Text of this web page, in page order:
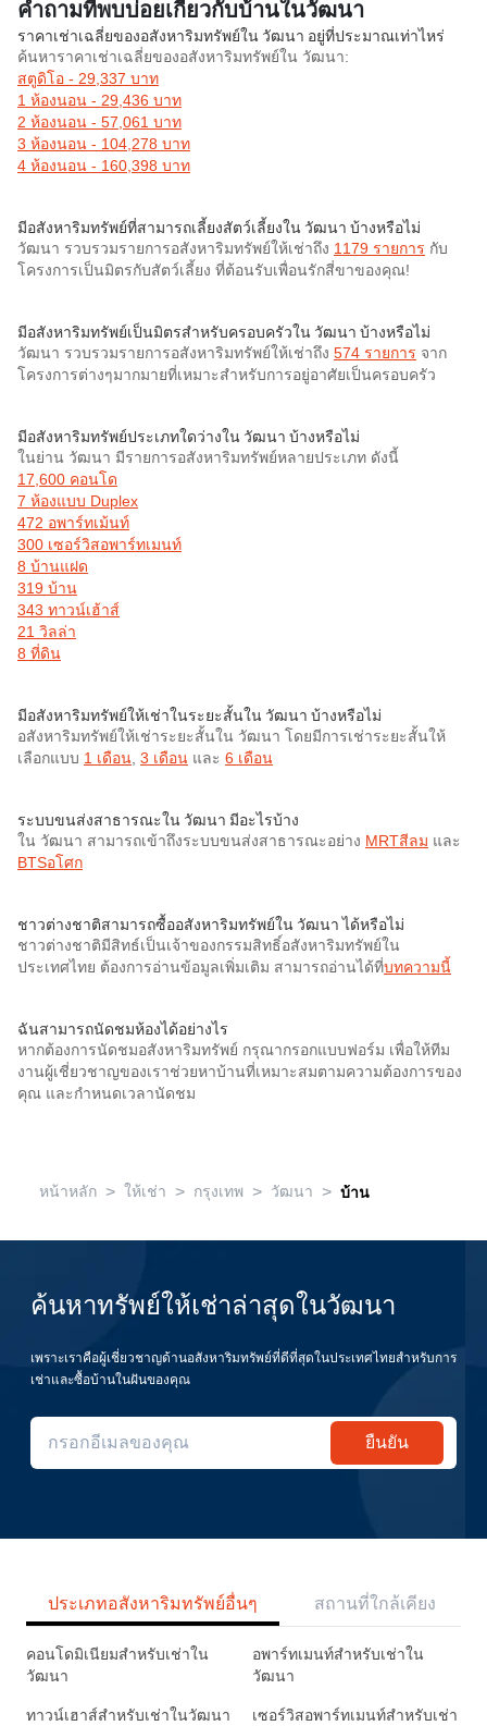
คำถามที่พบบ่อยเกี่ยวกับบ้านในวัฒนา
ราคาเช่าเฉลี่ยของอสังหาริมทรัพย์ใน วัฒนา อยู่ที่ประมาณเท่าไหร่
ค้นหาราคาเช่าเฉลี่ยของอสังหาริมทรัพย์ใน วัฒนา:
สตูดิโอ - 29,337 บาท
1 ห้องนอน - 29,436 บาท
2 ห้องนอน - 57,061 บาท
3 ห้องนอน - 104,278 บาท
4 ห้องนอน - 160,398 บาท
มีอสังหาริมทรัพย์ที่สามารถเลี้ยงสัตว์เลี้ยงใน วัฒนา บ้างหรือไม่
วัฒนา รวบรวมรายการอสังหาริมทรัพย์ให้เช่าถึง 1179 รายการ กับ
โครงการเป็นมิตรกับสัตว์เลี้ยง ที่ต้อนรับเพื่อนรักสี่ขาของคุณ!
มีอสังหาริมทรัพย์เป็นมิตรสำหรับครอบครัวใน วัฒนา บ้างหรือไม่
วัฒนา รวบรวมรายการอสังหาริมทรัพย์ให้เช่าถึง 574 รายการ จาก
โครงการต่างๆมากมายที่เหมาะสำหรับการอยู่อาศัยเป็นครอบครัว
มีอสังหาริมทรัพย์ประเภทใดว่างใน วัฒนา บ้างหรือไม่
ในย่าน วัฒนา มีรายการอสังหาริมทรัพย์หลายประเภท ดังนี้
17,600 คอนโด
7 ห้องแบบ Duplex
472 อพาร์ทเม้นท์
300 เซอร์วิสอพาร์ทเมนท์
8 บ้านแฝด
319 บ้าน
343 ทาวน์เฮ้าส์
21 วิลล่า
8 ที่ดิน
มีอสังหาริมทรัพย์ให้เช่าในระยะสั้นใน วัฒนา บ้างหรือไม่
อสังหาริมทรัพย์ให้เช่าระยะสั้นใน วัฒนา โดยมีการเช่าระยะสั้นให้
เลือกแบบ 1 เดือน, 3 เดือน และ 6 เดือน
ระบบขนส่งสาธารณะใน วัฒนา มีอะไรบ้าง
ใน วัฒนา สามารถเข้าถึงระบบขนส่งสาธารณะอย่าง MRTสีลม และ
BTSอโศก
ชาวต่างชาติสามารถซื้ออสังหาริมทรัพย์ใน วัฒนา ได้หรือไม่
ชาวต่างชาติมีสิทธ์เป็นเจ้าของกรรมสิทธิ์อสังหาริมทรัพย์ใน
ประเทศไทย ต้องการอ่านข้อมูลเพิ่มเติม สามารถอ่านได้ที่บทความนี้
ฉันสามารถนัดชมห้องได้อย่างไร
หากต้องการนัดชมอสังหาริมทรัพย์ กรุณากรอกแบบฟอร์ม เพื่อให้ทีม
งานผู้เชี่ยวชาญของเราช่วยหาบ้านที่เหมาะสมตามความต้องการของ
คุณ และกำหนดเวลานัดชม
หน้าหลัก > ให้เช่า > กรุงเทพ > วัฒนา > บ้าน
ค้นหาทรัพย์ให้เช่าล่าสุดในวัฒนา
เพราะเราคือผู้เชี่ยวชาญด้านอสังหาริมทรัพย์ที่ดีที่สุดในประเทศไทยสำหรับการ
เช่าและซื้อบ้านในฝันของคุณ
ยืนยัน
ประเภทอสังหาริมทรัพย์อื่นๆ สถานที่ใกล้เคียง
คอนโดมิเนียมสำหรับเช่าใน
วัฒนา
อพาร์ทเมนท์สำหรับเช่าใน
วัฒนา
ทาวน์เฮาส์สำหรับเช่าในวัฒนา
เซอร์วิสอพาร์ทเมนท์สำหรับเช่า